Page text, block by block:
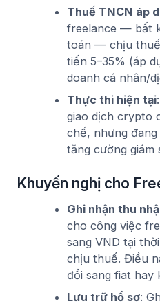
Thuế TNCN áp
freelance — bất
toán — chịu
tiến 5–35% (áp
doanh cá nhân/
Thực thi hiện tại
giao dịch crypto
chế, nhưng
tăng cường giám
Khuyến nghị cho
Ghi nhận thu
cho công việc
sang VND tại
chịu thuế. Điều
đổi sang fiat hay
Lưu trữ hồ sơ: